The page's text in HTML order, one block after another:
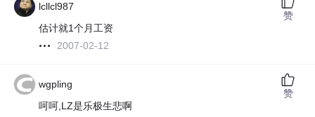
lcllcl987
估计就1个月工资
2007-02-12
赞
wgpling
呵呵,LZ是乐极生悲啊
赞